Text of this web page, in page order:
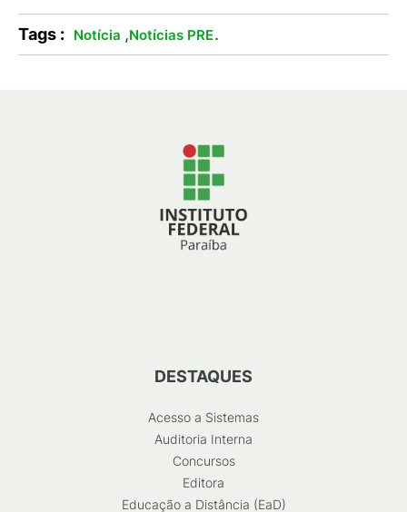
Tags : Notícia ,Notícias PRE.
DESTAQUES
Acesso a Sistemas
Auditoria Interna
Concursos
Editora
Educação a Distância (EaD)